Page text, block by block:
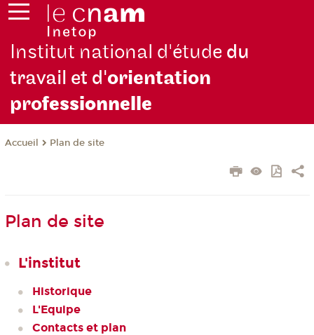
Institut national d'étude du
travail et d'orientation
professionnelle
Accueil Plan de site
Plan de site
L'institut
Historique
L'Equipe
Contacts et plan